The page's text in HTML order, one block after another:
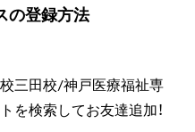
の登録方法
校三田校/神戸医療福祉専
を検索してお友達追加！